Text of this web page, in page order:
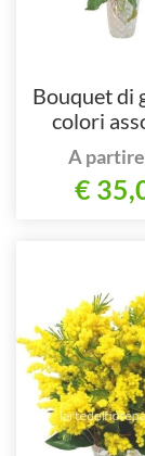
Bouquet di
colori
A
€